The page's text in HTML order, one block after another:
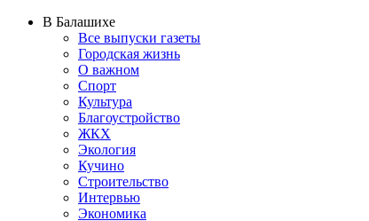
В Балашихе
Все выпуски газеты
Городская жизнь
О важном
Спорт
Культура
Благоустройство
ЖКХ
Экология
Кучино
Строительство
Интервью
Экономика